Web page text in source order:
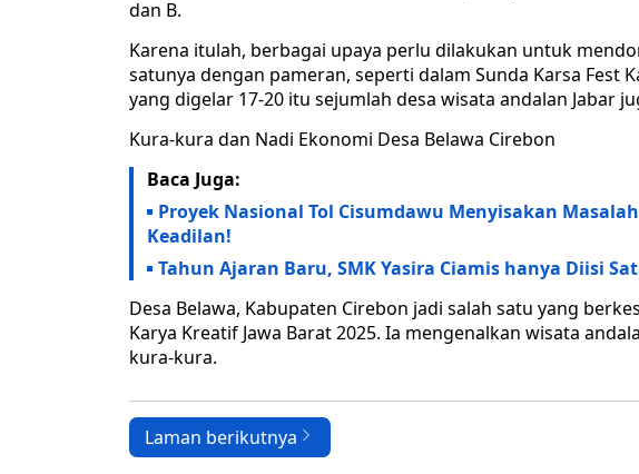
dan B.
Karena itulah, berbagai upaya perlu dilakukan untuk
satunya dengan pameran, seperti dalam Sunda Karsa Fest
yang digelar 17-20 itu sejumlah desa wisata andalan Jabar
Kura-kura dan Nadi Ekonomi Desa Belawa Cirebon
Baca Juga:
Proyek Nasional Tol Cisumdawu Menyisakan
Keadilan!
Tahun Ajaran Baru, SMK Yasira Ciamis hanya Diisi
Desa Belawa, Kabupaten Cirebon jadi salah satu yang
Karya Kreatif Jawa Barat 2025. Ia mengenalkan wisata
kura-kura.
Laman berikutnya